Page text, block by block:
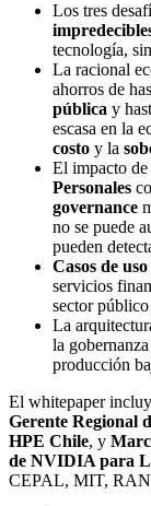
Los tres
tecnología,
La racional
ahorros de
pública y
escasa en la
costo y la
El impacto de
Personales
governance
no se puede
pueden
Casos de uso
servicios
sector
La
la
producción
El whitepaper
Gerente Regional
HPE Chile, y
de NVIDIA para
CEPAL, MIT,